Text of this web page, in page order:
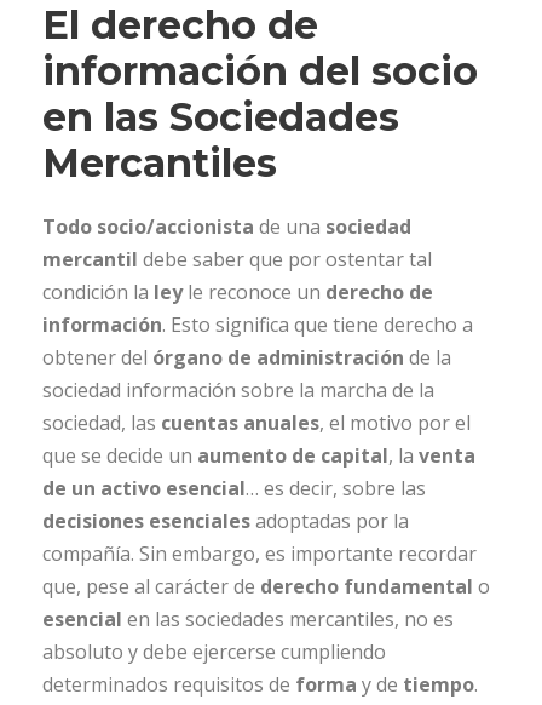
El derecho de
información del socio
en las Sociedades
Mercantiles
Todo socio/accionista de una sociedad
mercantil debe saber que por ostentar tal
condición la leyle reconoce un derecho de
información. Esto significa que tiene derecho a
obtener del órgano de administración de la
sociedad información sobre la marcha de la
sociedad, las cuentas anuales, el motivo por el
que se decide un aumento de capital, la venta
de un activo esencial… es decir, sobre las
decisiones esencialesadoptadas por la
compañía. Sin embargo, es importante recordar
que, pese al carácter de derecho fundamental o
esencial en las sociedades mercantiles, no es
absoluto y debe ejercerse cumpliendo
determinados requisitos de forma y de tiempo.